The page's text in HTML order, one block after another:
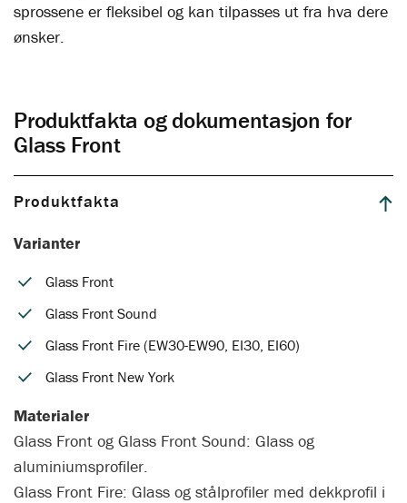
sprossene er fleksibel og kan tilpasses ut fra hva dere
ønsker.
Produktfakta og dokumentasjon for
Glass Front
Produktfakta
Varianter
Glass Front
Glass Front Sound
Glass Front Fire (EW30-EW90, EI30, EI60)
Glass Front New York
Materialer
Glass Front og Glass Front Sound: Glass og
aluminiumsprofiler.
Glass Front Fire: Glass og stålprofiler med dekkprofil i